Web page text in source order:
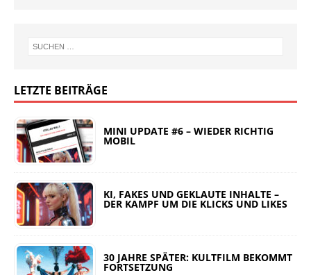
LETZTE BEITRÄGE
MINI UPDATE #6 – WIEDER RICHTIG
MOBIL
KI, FAKES UND GEKLAUTE INHALTE –
DER KAMPF UM DIE KLICKS UND LIKES
30 JAHRE SPÄTER: KULTFILM BEKOMMT
FORTSETZUNG